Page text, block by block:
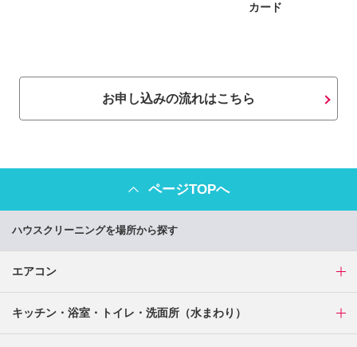
カード
お申し込みの流れはこちら
ページTOPへ
ハウスクリーニングを場所から探す
エアコン
キッチン・浴室・トイレ・洗面所（水まわり）